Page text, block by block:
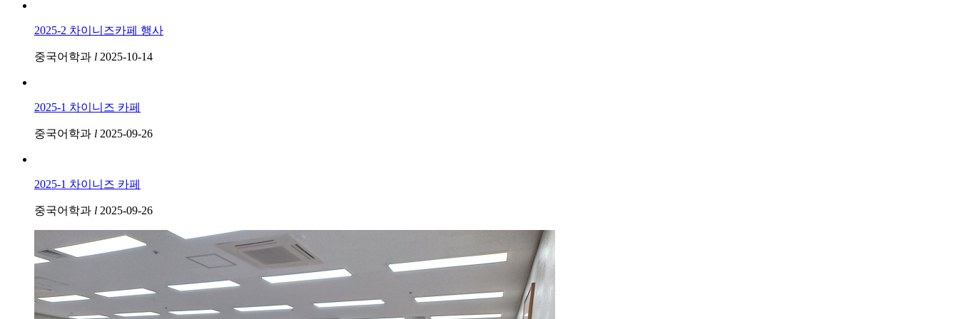
2025-2 차이니즈카페 행사
중국어학과 l 2025-10-14
2025-1 차이니즈 카페
중국어학과 l 2025-09-26
2025-1 차이니즈 카페
중국어학과 l 2025-09-26